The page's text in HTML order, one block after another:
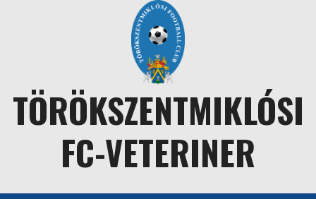
TÖRÖKSZENTMIKLÓSI
FC-VETERINER